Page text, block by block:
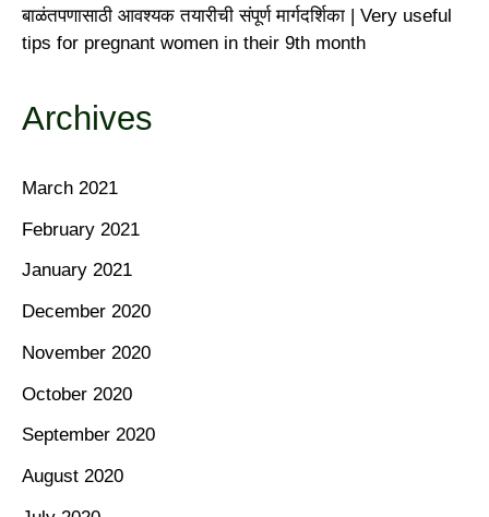
बाळंतपणासाठी आवश्यक तयारीची संपूर्ण मार्गदर्शिका | Very useful
tips for pregnant women in their 9th month
Archives
March 2021
February 2021
January 2021
December 2020
November 2020
October 2020
September 2020
August 2020